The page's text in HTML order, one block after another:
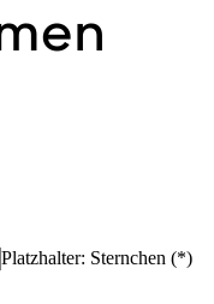
Platzhalter: Sternchen (*)